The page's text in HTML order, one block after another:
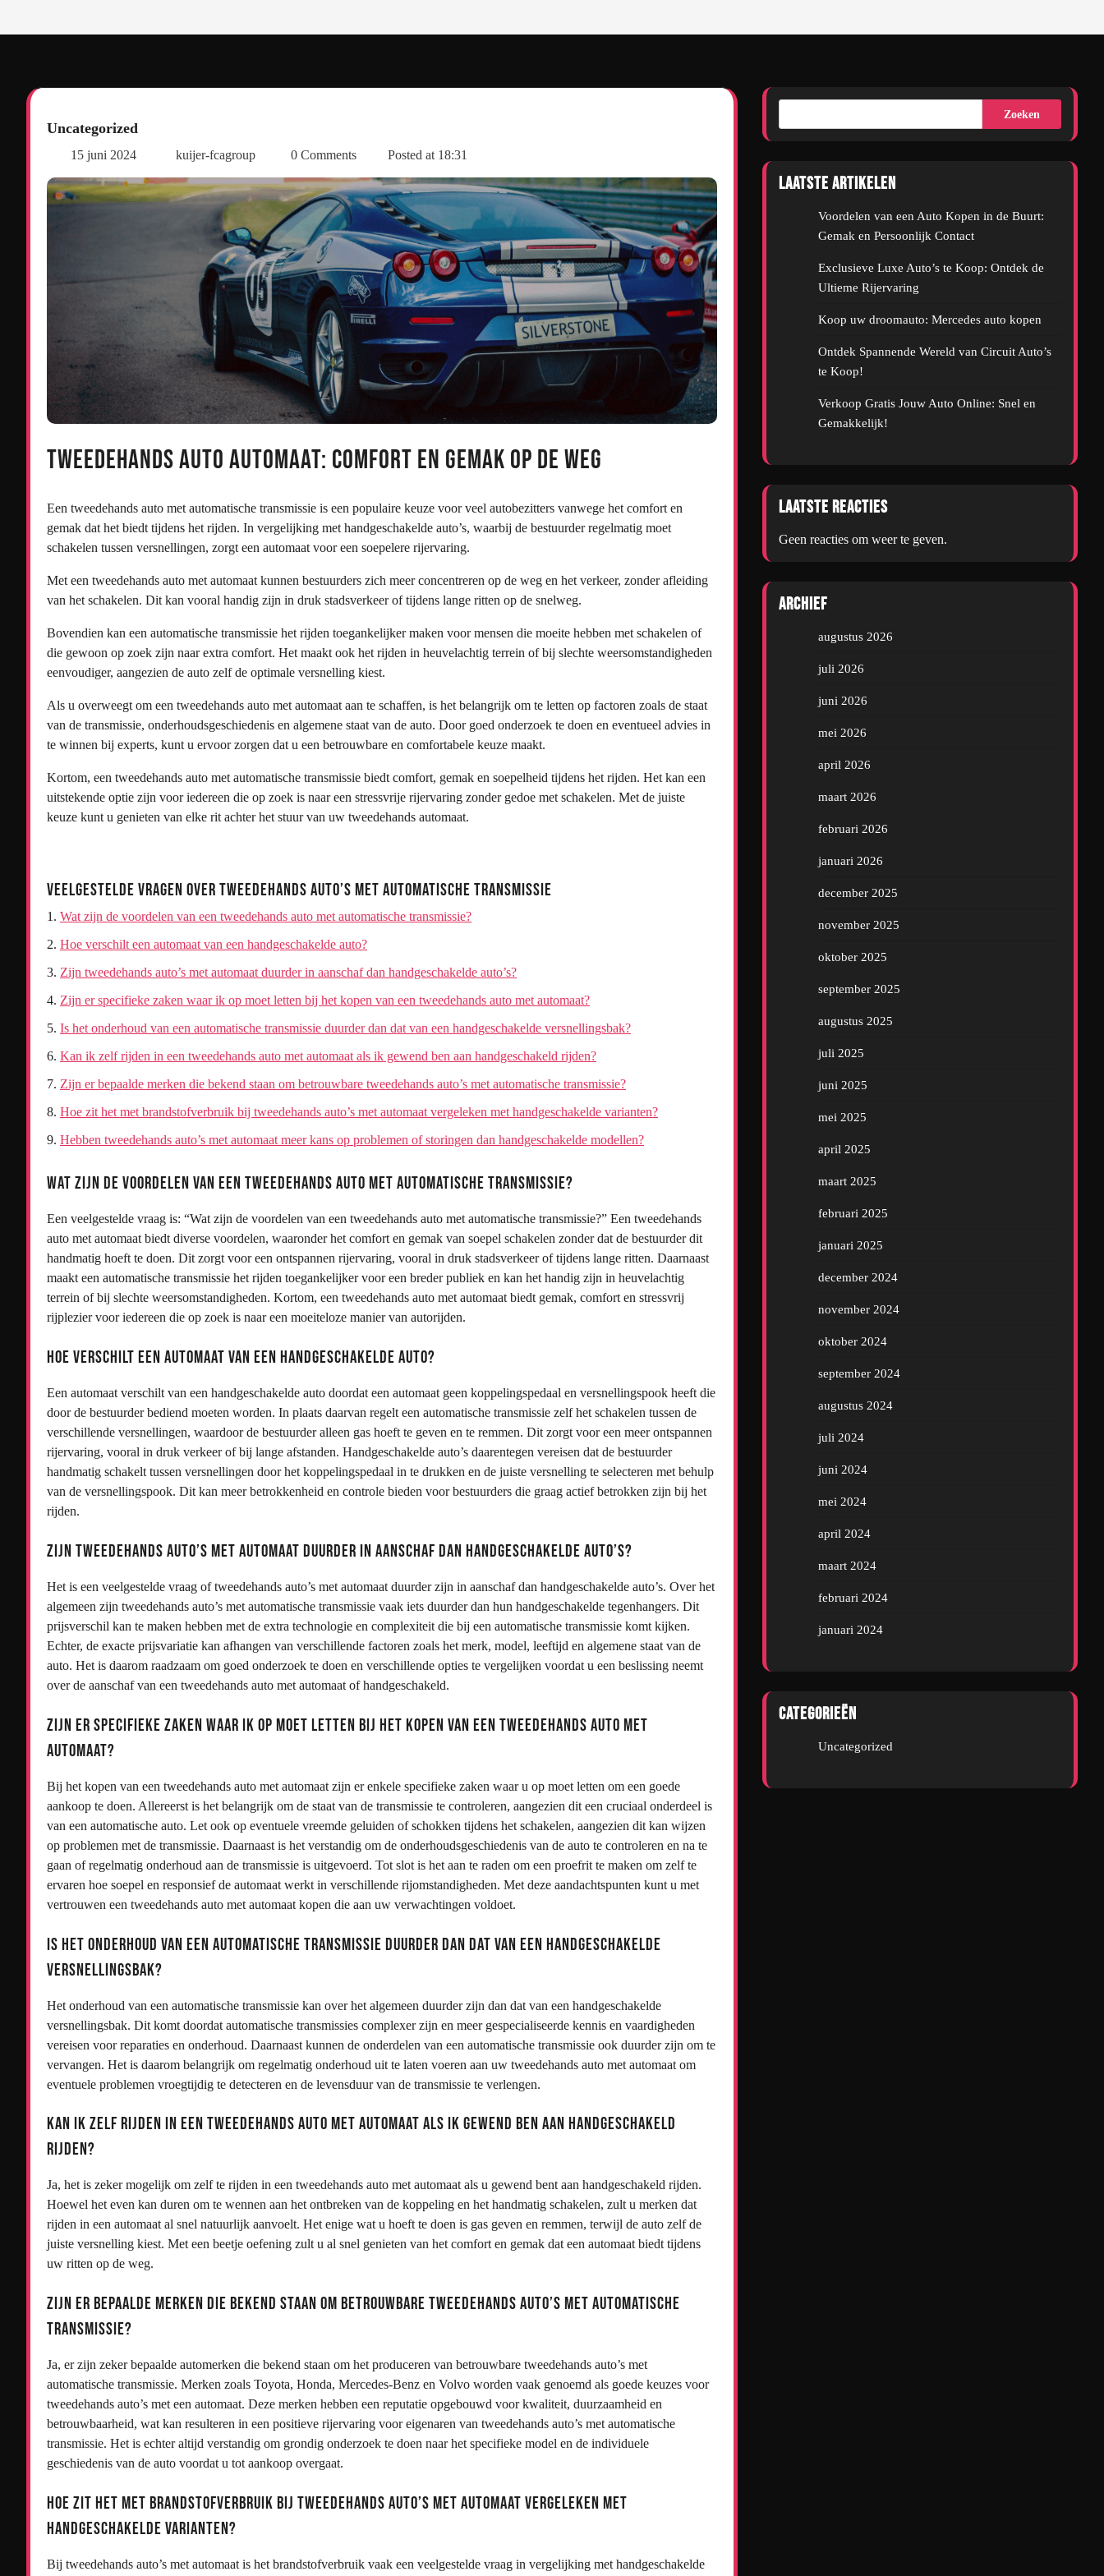
Uncategorized
15 juni 2024 kuijer-fcagroup 0 Comments Posted at 18:31
Tweedehands Auto Automaat: Comfort en Gemak op de Weg
Een tweedehands auto met automatische transmissie is een populaire keuze voor veel autobezitters vanwege het comfort en
gemak dat het biedt tijdens het rijden. In vergelijking met handgeschakelde auto’s, waarbij de bestuurder regelmatig moet
schakelen tussen versnellingen, zorgt een automaat voor een soepelere rijervaring.
Met een tweedehands auto met automaat kunnen bestuurders zich meer concentreren op de weg en het verkeer, zonder afleiding
van het schakelen. Dit kan vooral handig zijn in druk stadsverkeer of tijdens lange ritten op de snelweg.
Bovendien kan een automatische transmissie het rijden toegankelijker maken voor mensen die moeite hebben met schakelen of
die gewoon op zoek zijn naar extra comfort. Het maakt ook het rijden in heuvelachtig terrein of bij slechte weersomstandigheden
eenvoudiger, aangezien de auto zelf de optimale versnelling kiest.
Als u overweegt om een tweedehands auto met automaat aan te schaffen, is het belangrijk om te letten op factoren zoals de staat
van de transmissie, onderhoudsgeschiedenis en algemene staat van de auto. Door goed onderzoek te doen en eventueel advies in
te winnen bij experts, kunt u ervoor zorgen dat u een betrouwbare en comfortabele keuze maakt.
Kortom, een tweedehands auto met automatische transmissie biedt comfort, gemak en soepelheid tijdens het rijden. Het kan een
uitstekende optie zijn voor iedereen die op zoek is naar een stressvrije rijervaring zonder gedoe met schakelen. Met de juiste
keuze kunt u genieten van elke rit achter het stuur van uw tweedehands automaat.
Veelgestelde Vragen over Tweedehands Auto’s met Automatische Transmissie
Wat zijn de voordelen van een tweedehands auto met automatische transmissie?
Hoe verschilt een automaat van een handgeschakelde auto?
Zijn tweedehands auto’s met automaat duurder in aanschaf dan handgeschakelde auto’s?
Zijn er specifieke zaken waar ik op moet letten bij het kopen van een tweedehands auto met automaat?
Is het onderhoud van een automatische transmissie duurder dan dat van een handgeschakelde versnellingsbak?
Kan ik zelf rijden in een tweedehands auto met automaat als ik gewend ben aan handgeschakeld rijden?
Zijn er bepaalde merken die bekend staan om betrouwbare tweedehands auto’s met automatische transmissie?
Hoe zit het met brandstofverbruik bij tweedehands auto’s met automaat vergeleken met handgeschakelde varianten?
Hebben tweedehands auto’s met automaat meer kans op problemen of storingen dan handgeschakelde modellen?
Wat zijn de voordelen van een tweedehands auto met automatische transmissie?
Een veelgestelde vraag is: “Wat zijn de voordelen van een tweedehands auto met automatische transmissie?” Een tweedehands
auto met automaat biedt diverse voordelen, waaronder het comfort en gemak van soepel schakelen zonder dat de bestuurder dit
handmatig hoeft te doen. Dit zorgt voor een ontspannen rijervaring, vooral in druk stadsverkeer of tijdens lange ritten. Daarnaast
maakt een automatische transmissie het rijden toegankelijker voor een breder publiek en kan het handig zijn in heuvelachtig
terrein of bij slechte weersomstandigheden. Kortom, een tweedehands auto met automaat biedt gemak, comfort en stressvrij
rijplezier voor iedereen die op zoek is naar een moeiteloze manier van autorijden.
Hoe verschilt een automaat van een handgeschakelde auto?
Een automaat verschilt van een handgeschakelde auto doordat een automaat geen koppelingspedaal en versnellingspook heeft die
door de bestuurder bediend moeten worden. In plaats daarvan regelt een automatische transmissie zelf het schakelen tussen de
verschillende versnellingen, waardoor de bestuurder alleen gas hoeft te geven en te remmen. Dit zorgt voor een meer ontspannen
rijervaring, vooral in druk verkeer of bij lange afstanden. Handgeschakelde auto’s daarentegen vereisen dat de bestuurder
handmatig schakelt tussen versnellingen door het koppelingspedaal in te drukken en de juiste versnelling te selecteren met behulp
van de versnellingspook. Dit kan meer betrokkenheid en controle bieden voor bestuurders die graag actief betrokken zijn bij het
rijden.
Zijn tweedehands auto’s met automaat duurder in aanschaf dan handgeschakelde auto’s?
Het is een veelgestelde vraag of tweedehands auto’s met automaat duurder zijn in aanschaf dan handgeschakelde auto’s. Over het
algemeen zijn tweedehands auto’s met automatische transmissie vaak iets duurder dan hun handgeschakelde tegenhangers. Dit
prijsverschil kan te maken hebben met de extra technologie en complexiteit die bij een automatische transmissie komt kijken.
Echter, de exacte prijsvariatie kan afhangen van verschillende factoren zoals het merk, model, leeftijd en algemene staat van de
auto. Het is daarom raadzaam om goed onderzoek te doen en verschillende opties te vergelijken voordat u een beslissing neemt
over de aanschaf van een tweedehands auto met automaat of handgeschakeld.
Zijn er specifieke zaken waar ik op moet letten bij het kopen van een tweedehands auto met
automaat?
Bij het kopen van een tweedehands auto met automaat zijn er enkele specifieke zaken waar u op moet letten om een goede
aankoop te doen. Allereerst is het belangrijk om de staat van de transmissie te controleren, aangezien dit een cruciaal onderdeel is
van een automatische auto. Let ook op eventuele vreemde geluiden of schokken tijdens het schakelen, aangezien dit kan wijzen
op problemen met de transmissie. Daarnaast is het verstandig om de onderhoudsgeschiedenis van de auto te controleren en na te
gaan of regelmatig onderhoud aan de transmissie is uitgevoerd. Tot slot is het aan te raden om een proefrit te maken om zelf te
ervaren hoe soepel en responsief de automaat werkt in verschillende rijomstandigheden. Met deze aandachtspunten kunt u met
vertrouwen een tweedehands auto met automaat kopen die aan uw verwachtingen voldoet.
Is het onderhoud van een automatische transmissie duurder dan dat van een handgeschakelde
versnellingsbak?
Het onderhoud van een automatische transmissie kan over het algemeen duurder zijn dan dat van een handgeschakelde
versnellingsbak. Dit komt doordat automatische transmissies complexer zijn en meer gespecialiseerde kennis en vaardigheden
vereisen voor reparaties en onderhoud. Daarnaast kunnen de onderdelen van een automatische transmissie ook duurder zijn om te
vervangen. Het is daarom belangrijk om regelmatig onderhoud uit te laten voeren aan uw tweedehands auto met automaat om
eventuele problemen vroegtijdig te detecteren en de levensduur van de transmissie te verlengen.
Kan ik zelf rijden in een tweedehands auto met automaat als ik gewend ben aan handgeschakeld
rijden?
Ja, het is zeker mogelijk om zelf te rijden in een tweedehands auto met automaat als u gewend bent aan handgeschakeld rijden.
Hoewel het even kan duren om te wennen aan het ontbreken van de koppeling en het handmatig schakelen, zult u merken dat
rijden in een automaat al snel natuurlijk aanvoelt. Het enige wat u hoeft te doen is gas geven en remmen, terwijl de auto zelf de
juiste versnelling kiest. Met een beetje oefening zult u al snel genieten van het comfort en gemak dat een automaat biedt tijdens
uw ritten op de weg.
Zijn er bepaalde merken die bekend staan om betrouwbare tweedehands auto’s met automatische
transmissie?
Ja, er zijn zeker bepaalde automerken die bekend staan om het produceren van betrouwbare tweedehands auto’s met
automatische transmissie. Merken zoals Toyota, Honda, Mercedes-Benz en Volvo worden vaak genoemd als goede keuzes voor
tweedehands auto’s met een automaat. Deze merken hebben een reputatie opgebouwd voor kwaliteit, duurzaamheid en
betrouwbaarheid, wat kan resulteren in een positieve rijervaring voor eigenaren van tweedehands auto’s met automatische
transmissie. Het is echter altijd verstandig om grondig onderzoek te doen naar het specifieke model en de individuele
geschiedenis van de auto voordat u tot aankoop overgaat.
Hoe zit het met brandstofverbruik bij tweedehands auto’s met automaat vergeleken met
handgeschakelde varianten?
Bij tweedehands auto’s met automaat is het brandstofverbruik vaak een veelgestelde vraag in vergelijking met handgeschakelde
Zoeken
Laatste artikelen
Voordelen van een Auto Kopen in de Buurt:
Gemak en Persoonlijk Contact
Exclusieve Luxe Auto’s te Koop: Ontdek de
Ultieme Rijervaring
Koop uw droomauto: Mercedes auto kopen
Ontdek Spannende Wereld van Circuit Auto’s
te Koop!
Verkoop Gratis Jouw Auto Online: Snel en
Gemakkelijk!
Laatste reacties
Geen reacties om weer te geven.
Archief
augustus 2026
juli 2026
juni 2026
mei 2026
april 2026
maart 2026
februari 2026
januari 2026
december 2025
november 2025
oktober 2025
september 2025
augustus 2025
juli 2025
juni 2025
mei 2025
april 2025
maart 2025
februari 2025
januari 2025
december 2024
november 2024
oktober 2024
september 2024
augustus 2024
juli 2024
juni 2024
mei 2024
april 2024
maart 2024
februari 2024
januari 2024
Categorieën
Uncategorized